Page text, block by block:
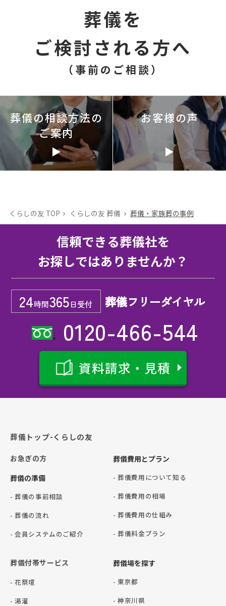
葬儀を
ご検討される方へ
（事前のご相談）
葬儀の相談方法の
ご案内
お客様の声
くらしの友 TOP くらしの友 葬儀 葬儀・家族葬の事例
信頼できる葬儀社を
お探しではありませんか？
24時間365日受付 葬儀フリーダイヤル
0120-466-544
資料請求・見積
葬儀トップ-くらしの友
お急ぎの方
葬儀の準備
- 葬儀の事前相談
- 葬儀の流れ
- 会員システムのご紹介
葬儀費用とプラン
- 葬儀費用について知る
- 葬儀費用の相場
- 葬儀費用の仕組み
- 葬儀料金プラン
葬儀付帯サービス
- 花祭壇
- 湯灌
葬儀場を探す
- 東京都
- 神奈川県